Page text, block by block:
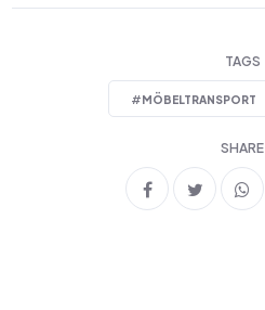
TAGS
#MÖBELTRANSPORT
SHARE